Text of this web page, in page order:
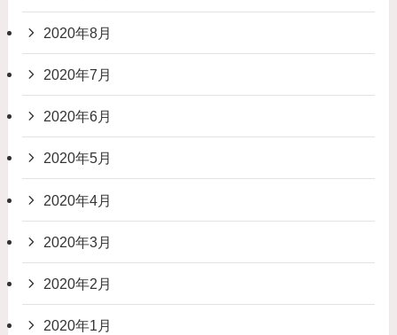
2020年8月
2020年7月
2020年6月
2020年5月
2020年4月
2020年3月
2020年2月
2020年1月